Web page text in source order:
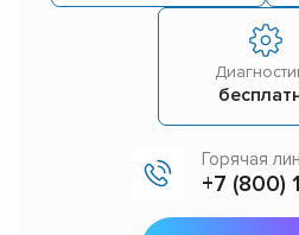
Горячая
+7 (800)